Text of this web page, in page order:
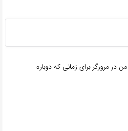
در مرورگر برای زمانی که دوباره